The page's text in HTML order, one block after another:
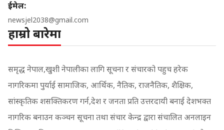
ईमेल:
newsjel2038@gmail.com
हाम्रो बारेमा
समृद्ध नेपाल,खुशी नेपालीका लागि सूचना र संचारको पहुच हरेक
नागरिकमा पुर्याई सामाजिक, आर्थिक, नैतिक, राजनैतिक, शैक्षिक,
सांस्कृतिक शसक्तिकरण गर्न,देश र जनता प्रति उत्तरदायी बनाई देशभक्त
नागरिक बनाउन कञ्चन सूचना तथा संचार केन्द्र द्वारा संचालित अनलाइन